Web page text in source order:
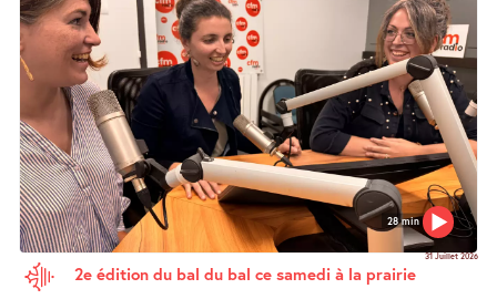
28 min
31 Juillet 2026
2e édition du bal du bal ce samedi à la prairie